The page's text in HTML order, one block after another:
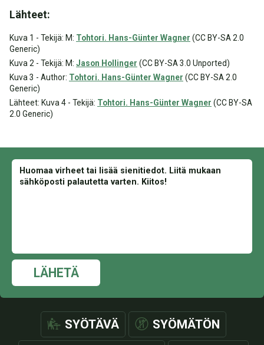
Lähteet:
Kuva 1 - Tekijä: M: Tohtori. Hans-Günter Wagner (CC BY-SA 2.0
Generic)
Kuva 2 - Tekijä: M: Jason Hollinger (CC BY-SA 3.0 Unported)
Kuva 3 - Author: Tohtori. Hans-Günter Wagner (CC BY-SA 2.0
Generic)
Lähteet: Kuva 4 - Tekijä: Tohtori. Hans-Günter Wagner (CC BY-SA
2.0 Generic)
LÄHETÄ
SYÖTÄVÄ SYÖMÄTÖN